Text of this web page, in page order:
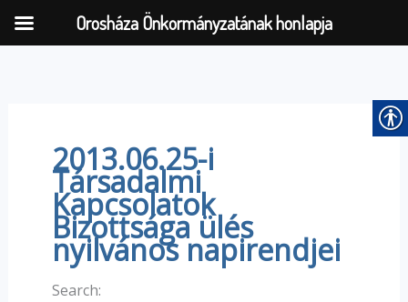
2013.06.25-i
Társadalmi
Kapcsolatok
Bizottsága ülés
nyilvános napirendjei
Search:
Orosháza Önkormányzatának honlapja